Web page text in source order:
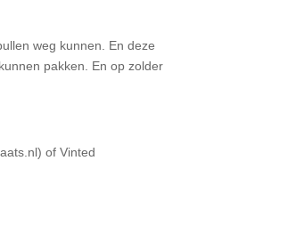
weg kunnen. En deze
pakken. En op zolder
of Vinted